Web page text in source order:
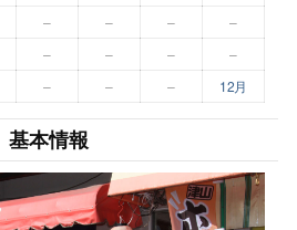
– – – –
– – –
–
– – – 12月
基本情報